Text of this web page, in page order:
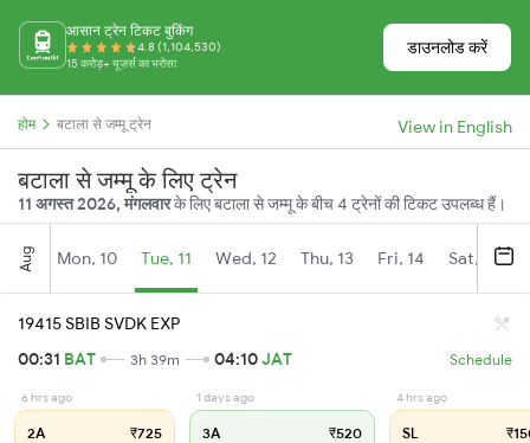
आसान ट्रेन टिकट बुकिंग
4.8 (1,104,530)
15 करोड़+ यूज़र्स का भरोसा
डाउनलोड करें
होम बटाला से जम्मू ट्रेन View in English
बटाला से जम्मू के लिए ट्रेन
11 अगस्त 2026, मंगलवारके लिए बटाला से जम्मू के बीच 4 ट्रेनों की टिकट उपलब्ध हैं।
Aug Mon, 10 Tue, 11 Wed, 12 Thu, 13 Fri, 14 Sat, 15
19415 SBIB SVDK EXP
00:31 BAT 3h 39m 04:10JAT Schedule
6 hrs ago
2A ₹725
1 days ago
3A ₹520
4 hrs ago
SL